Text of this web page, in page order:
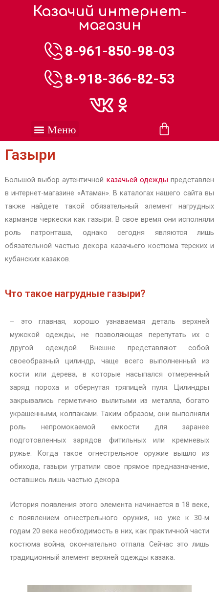
Казачий интернет-
магазин
8-961-850-98-03
8-918-366-82-53
Газыри
Большой выбор аутентичной казачьей одежды представлен
в интернет-магазине «Атаман». В каталогах нашего сайта вы
также найдете такой обязательный элемент нагрудных
карманов черкески как газыри. В свое время они исполняли
роль патронташа, однако сегодня являются лишь
обязательной частью декора казачьего костюма терских и
кубанских казаков.
Что такое нагрудные газыри?
– это главная, хорошо узнаваемая деталь верхней
мужской одежды, не позволяющая перепутать их с
другой одеждой. Внешне представляют собой
своеобразный цилиндр, чаще всего выполненный из
кости или дерева, в которые насыпался отмеренный
заряд пороха и обернутая тряпицей пуля. Цилиндры
закрывались герметично вылитыми из металла, богато
украшенными, колпаками. Таким образом, они выполняли
роль непромокаемой емкости для заранее
подготовленных зарядов фитильных или кремневых
ружье. Когда такое огнестрельное оружие вышло из
обихода, газыри утратили свое прямое предназначение,
оставшись лишь частью декора.
История появления этого элемента начинается в 18 веке,
с появлением огнестрельного оружия, но уже к 30-м
годам 20 века необходимость в них, как практичной части
костюма война, окончательно отпала. Сейчас это лишь
традиционный элемент верхней одежды казака.